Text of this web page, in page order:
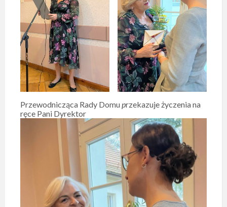
Przewodnicząca Rady Domuprzekazuje życzenia na
ręce Pani Dyrektor